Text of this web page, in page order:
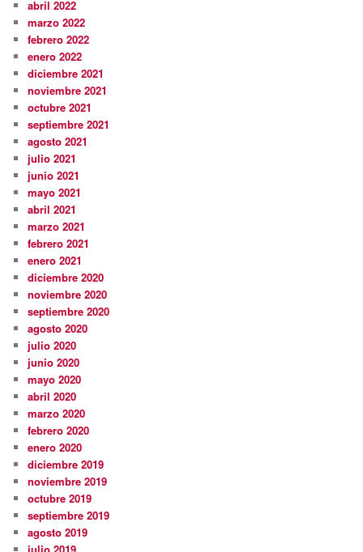
abril 2022
marzo 2022
febrero 2022
enero 2022
diciembre 2021
noviembre 2021
octubre 2021
septiembre 2021
agosto 2021
julio 2021
junio 2021
mayo 2021
abril 2021
marzo 2021
febrero 2021
enero 2021
diciembre 2020
noviembre 2020
septiembre 2020
agosto 2020
julio 2020
junio 2020
mayo 2020
abril 2020
marzo 2020
febrero 2020
enero 2020
diciembre 2019
noviembre 2019
octubre 2019
septiembre 2019
agosto 2019
julio 2019